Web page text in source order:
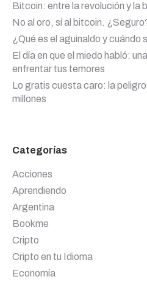
Bitcoin: entre la revolución y la
No al oro, sí al bitcoin.
¿Qué es el aguinaldo y cuándo
El día en que el miedo habló:
enfrentar tus temores
Lo gratis cuesta caro: la
millones
Categorías
Acciones
Aprendiendo
Argentina
Bookme
Cripto
Cripto en tu Idioma
Economía